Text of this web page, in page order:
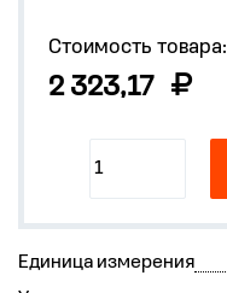
Стоимость товара:
2 323,17
Единица измерения